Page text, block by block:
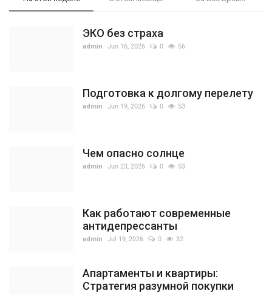
ЭКО без страха
admin Jun 16, 2026 0 56
Подготовка к долгому перелету
admin Jun 19, 2026 0 53
Чем опасно солнце
admin Jun 23, 2026 0 53
Как работают современные
антидепрессанты
admin Jul 19, 2026 0 32
Апартаменты и квартиры:
Стратегия разумной покупки